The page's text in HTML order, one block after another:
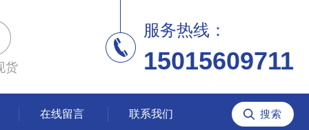
货
服务热线：
15015609711
在线留言 联系我们